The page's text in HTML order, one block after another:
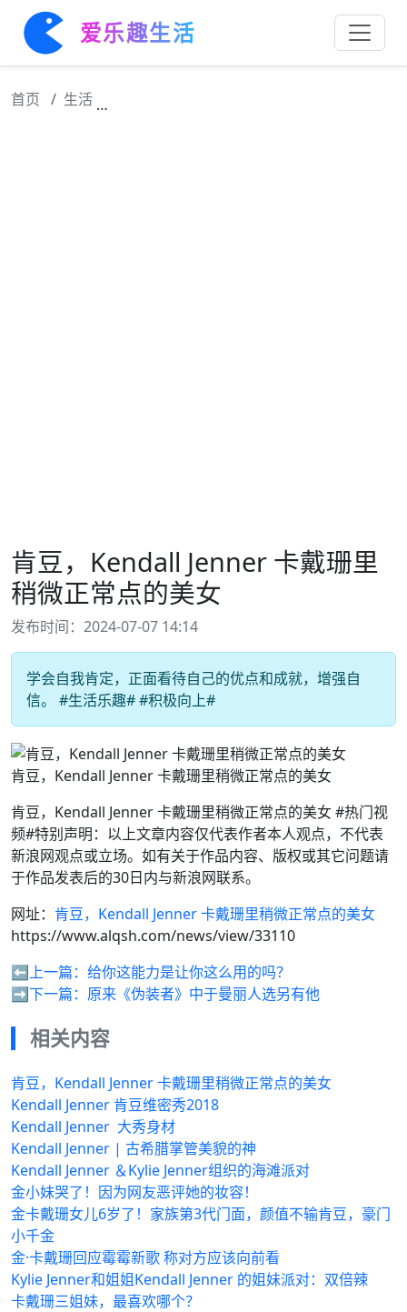
爱乐趣生活
首页 生活
肯豆，Kendall Jenner 卡戴珊里
稍微正常点的美女
发布时间：2024-07-07 14:14
学会自我肯定，正面看待自己的优点和成就，增强自
信。 #生活乐趣# #积极向上#
肯豆，Kendall Jenner 卡戴珊里稍微正常点的美女
肯豆，Kendall Jenner 卡戴珊里稍微正常点的美女 ​​​#热门视
频#特别声明：以上文章内容仅代表作者本人观点，不代表
新浪网观点或立场。如有关于作品内容、版权或其它问题请
于作品发表后的30日内与新浪网联系。
网址： 肯豆，Kendall Jenner 卡戴珊里稍微正常点的美女
https://www.alqsh.com/news/view/33110
⬅️上一篇： 给你这能力是让你这么用的吗？
➡️下一篇： 原来《伪装者》中于曼丽人选另有他
相关内容
肯豆，Kendall Jenner 卡戴珊里稍微正常点的美女
Kendall Jenner 肯豆维密秀2018
Kendall Jenner ​​​ 大秀身材
Kendall Jenner | 古希腊掌管美貌的神
Kendall Jenner ＆Kylie Jenner组织的海滩派对
金小妹哭了！因为网友恶评她的妆容！
金卡戴珊女儿6岁了！家族第3代门面，颜值不输肯豆，豪门
小千金
金·卡戴珊回应霉霉新歌 称对方应该向前看
Kylie Jenner和姐姐Kendall Jenner 的姐妹派对：双倍辣
卡戴珊三姐妹，最喜欢哪个？